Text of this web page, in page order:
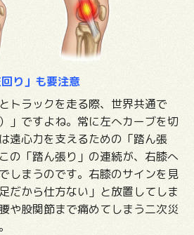
り」も要注意
トラックを走る際、世界共通で
」ですよね。常に左へカーブを切
遠心力を支えるための「踏ん張
の「踏ん張り」の連続が、右膝へ
しまうのです。右膝のサインを見
だから仕方ない」と放置してしま
や股関節まで痛めてしまう二次災